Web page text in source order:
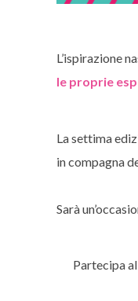
L’ispirazione
le proprie
La settima
in compagna
Sarà
Partecipa